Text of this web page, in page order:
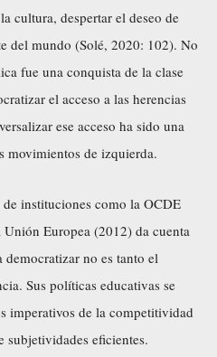
cultura, despertar el deseo de
del mundo (Solé, 2020: 102). No
fue una conquista de la clase
el acceso a las herencias
ese acceso ha sido una
movimientos de izquierda.
instituciones como la OCDE
Europea (2012) da cuenta
no es tanto el
Sus políticas educativas se
imperativos de la competitividad
subjetividades eficientes.